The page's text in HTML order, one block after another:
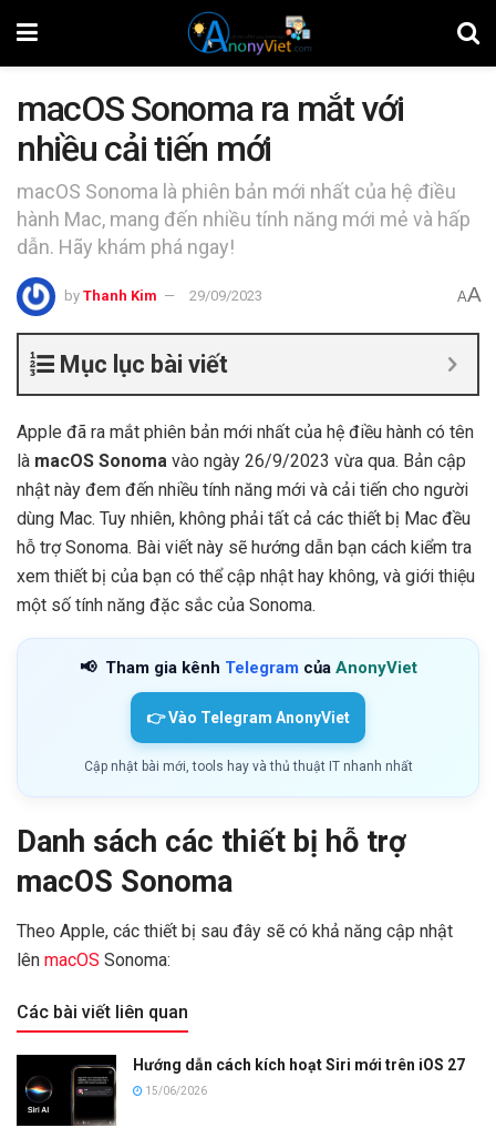
macOS Sonoma ra mắt với
nhiều cải tiến mới
macOS Sonoma là phiên bản mới nhất của hệ điều
hành Mac, mang đến nhiều tính năng mới mẻ và hấp
dẫn. Hãy khám phá ngay!
by Thanh Kim 29/09/2023 AA
Mục lục bài viết
Apple đã ra mắt phiên bản mới nhất của hệ điều hành có tên
là macOS Sonoma vào ngày 26/9/2023 vừa qua. Bản cập
nhật này đem đến nhiều tính năng mới và cải tiến cho người
dùng Mac. Tuy nhiên, không phải tất cả các thiết bị Mac đều
hỗ trợ Sonoma. Bài viết này sẽ hướng dẫn bạn cách kiểm tra
xem thiết bị của bạn có thể cập nhật hay không, và giới thiệu
một số tính năng đặc sắc của Sonoma.
📢 Tham gia kênh Telegram của AnonyViet
👉 Vào Telegram AnonyViet
Cập nhật bài mới, tools hay và thủ thuật IT nhanh nhất
Danh sách các thiết bị hỗ trợ
macOS Sonoma
Theo Apple, các thiết bị sau đây sẽ có khả năng cập nhật
lên macOS Sonoma:
Các bài viết liên quan
Hướng dẫn cách kích hoạt Siri mới trên iOS 27
15/06/2026